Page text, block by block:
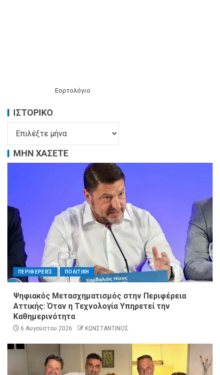
Εορτολόγιο
ΙΣΤΟΡΙΚΌ
ΜΗΝ ΧΑΣΕΤΕ
ΠΕΡΙΦΕΡΕΙΕΣ ΠΟΛΙΤΙΚΗ
Ψηφιακός Μετασχηματισμός στην Περιφέρεια
Αττικής: Όταν η Τεχνολογία Υπηρετεί την
Καθημερινότητα
6 Αυγούστου 2026 ΚΩΝΣΤΑΝΤΙΝΟΣ